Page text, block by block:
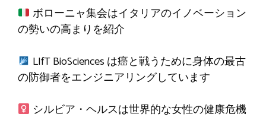
ボローニャ集会はイタリアのイノベーション
の勢いの高まりを紹介
LIfT BioSciences は癌と戦うために身体の最古
の防御者をエンジニアリングしています
シルビア・ヘルスは世界的な女性の健康危機